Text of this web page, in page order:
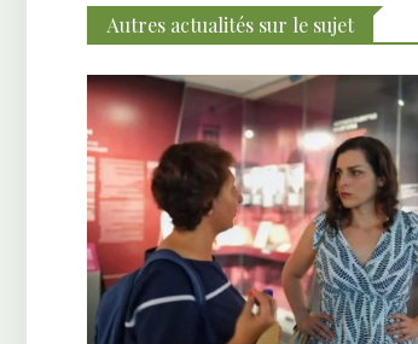
Autres actualités sur le sujet